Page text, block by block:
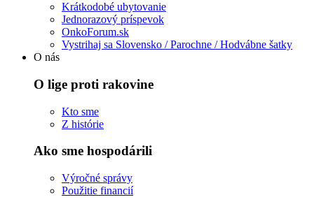
Krátkodobé ubytovanie
Jednorazový príspevok
OnkoForum.sk
Vystrihaj sa Slovensko / Parochne / Hodvábne šatky
O nás
O lige proti rakovine
Kto sme
Z histórie
Ako sme hospodárili
Výročné správy
Použitie financií